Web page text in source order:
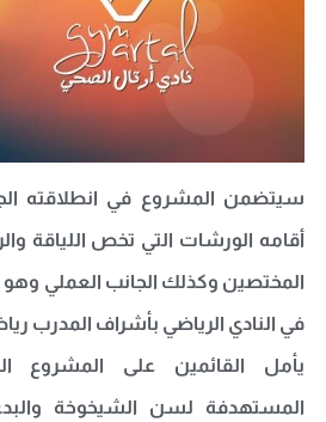
سيتضمن المشروع في انطلاقته
أقامه الورشات التي تخص اللياقة
المختصين وكذلك الجانب العملي
في النادي الرياضي بأشراف المدرب
يأمل القائمين على المشروع
المستهدفة لسن الشيخوخة